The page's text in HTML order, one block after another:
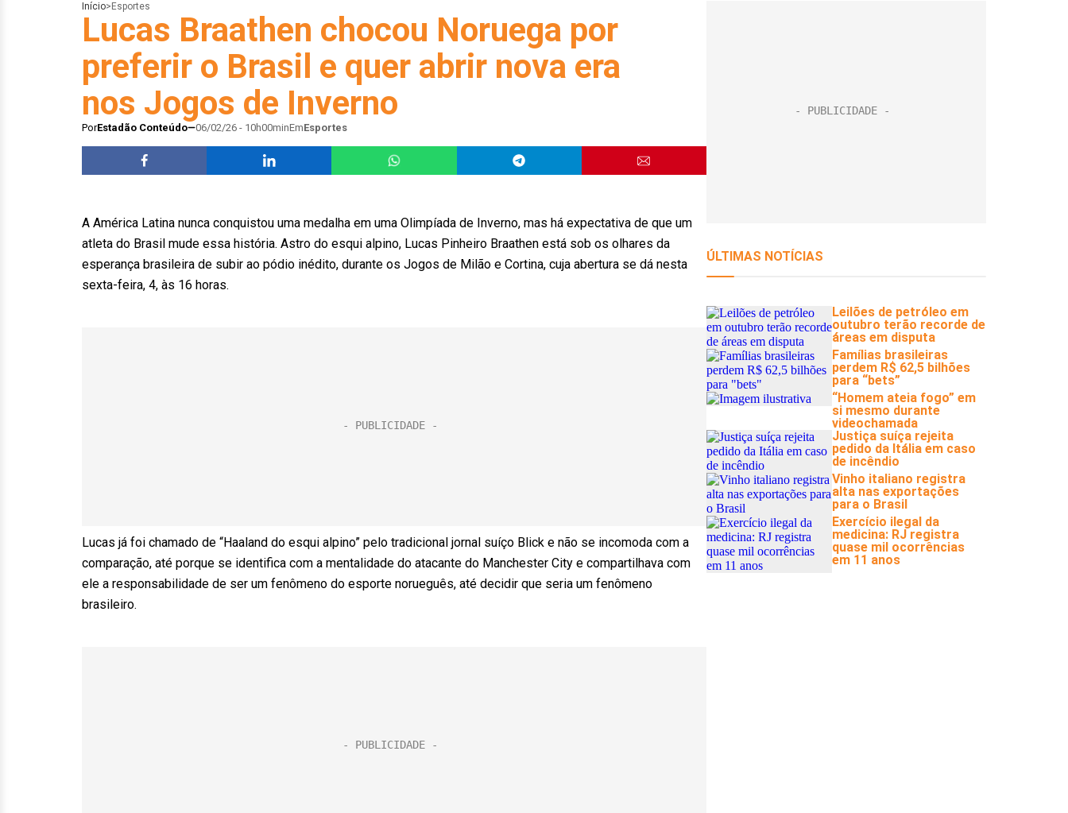
Início> Esportes
Lucas Braathen chocou Noruega por
preferir o Brasil e quer abrir nova era
nos Jogos de Inverno
PorEstadão Conteúdo 06/02/26 - 10h00minEmEsportes
A América Latina nunca conquistou uma medalha em uma Olimpíada de Inverno, mas há expectativa de que um
atleta do Brasil mude essa história. Astro do esqui alpino, Lucas Pinheiro Braathen está sob os olhares da
esperança brasileira de subir ao pódio inédito, durante os Jogos de Milão e Cortina, cuja abertura se dá nesta
sexta-feira, 4, às 16 horas.
Lucas já foi chamado de “Haaland do esqui alpino” pelo tradicional jornal suíço Blick e não se incomoda com a
comparação, até porque se identifica com a mentalidade do atacante do Manchester City e compartilhava com
ele a responsabilidade de ser um fenômeno do esporte norueguês, até decidir que seria um fenômeno
brasileiro.